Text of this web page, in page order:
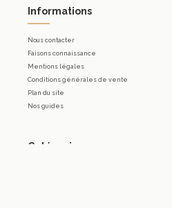
Informations
Nous contacter
Faisons connaissance
Mentions légales
Conditions générales de vente
Plan du site
Nos guides
Catégories